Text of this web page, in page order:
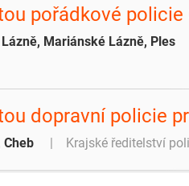
pořádkové policie
Mariánské Lázně, Ples
dopravní policie
Cheb Krajské ředitelství